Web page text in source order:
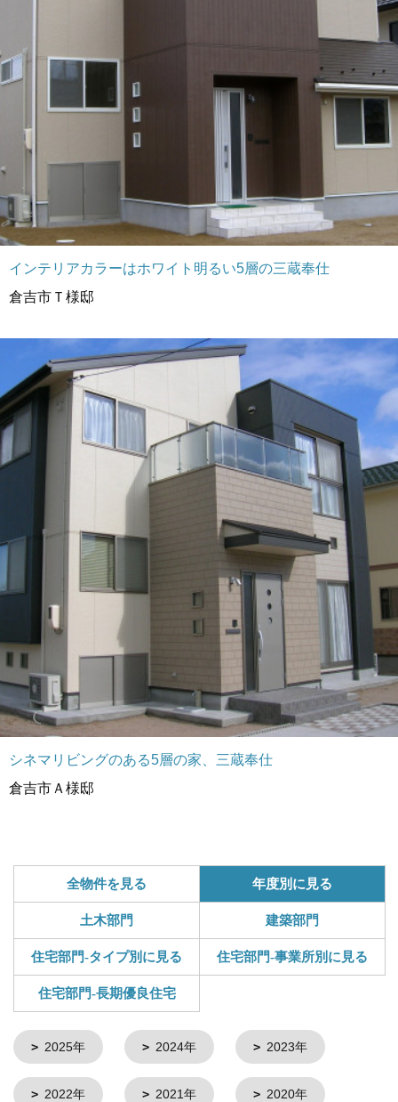
インテリアカラーはホワイト明るい5層の三蔵奉仕
倉吉市Ｔ様邸
シネマリビングのある5層の家、三蔵奉仕
倉吉市Ａ様邸
全物件を見る 年度別に見る
土木部門 建築部門
住宅部門-タイプ別に見る 住宅部門-事業所別に見る
住宅部門-長期優良住宅
2025年 2024年 2023年
2022年 2021年 2020年